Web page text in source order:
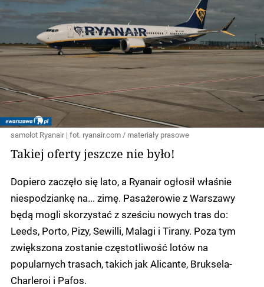
samolot Ryanair | fot. ryanair.com / materiały prasowe
Takiej oferty jeszcze nie było!
Dopiero zaczęło się lato, a Ryanair ogłosił właśnie
niespodziankę na... zimę. Pasażerowie z Warszawy
będą mogli skorzystać z sześciu nowych tras do:
Leeds, Porto, Pizy, Sewilli, Malagi i Tirany. Poza tym
zwiększona zostanie częstotliwość lotów na
popularnych trasach, takich jak Alicante, Bruksela-
Charleroi i Pafos.